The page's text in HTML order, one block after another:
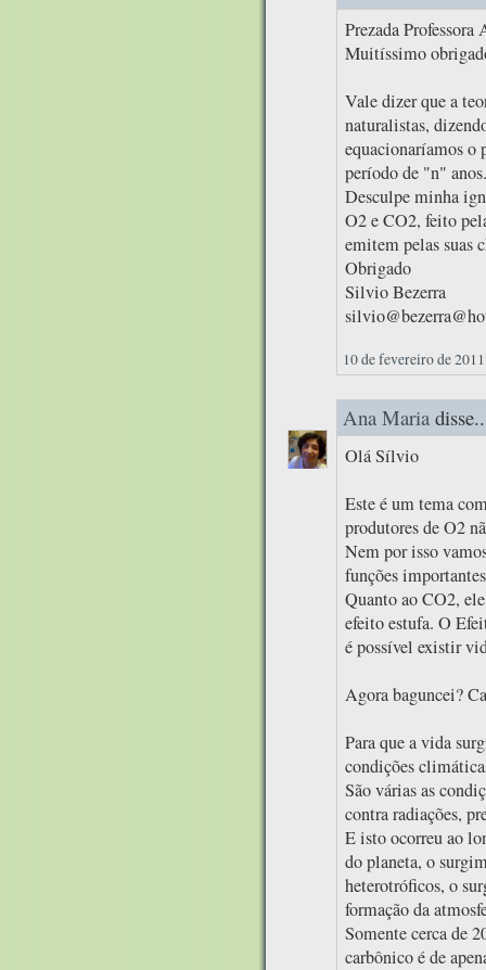
Prezada Professora
Muitíssimo
Vale dizer que a
naturalistas,
equacionaríamos o
período de "n" anos.
Desculpe minha
O2 e CO2, feito
emitem pelas suas
Obrigado
Silvio Bezerra
10 de fevereiro de
Ana Maria
Olá Sílvio
Este é um tema
produtores de O2
Nem por isso
funções
Quanto ao CO2,
efeito estufa. O
é possível existir
Agora baguncei?
Para que a vida
condições
São várias as
contra radiações,
E isto ocorreu ao
do planeta, o
heterotróficos, o
formação da
Somente cerca de
carbônico é de